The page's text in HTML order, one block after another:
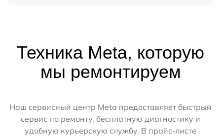
Техника Meta, которую
мы ремонтируем
Наш сервисный центр Meta предоставляет быстрый
сервис по ремонту, бесплатную диагностику и
удобную курьерскую службу. В прайс-листе